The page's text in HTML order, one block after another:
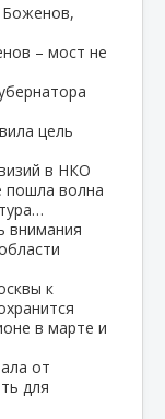
Боженов,
цель
пошла волна
внимания
в марте и
от
для